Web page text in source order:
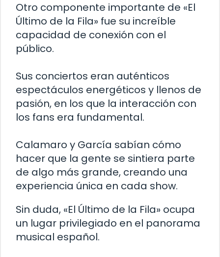
Otro componente importante de «El
Último de la Fila» fue su increíble
capacidad de conexión con el
público.
Sus conciertos eran auténticos
espectáculos energéticos y llenos de
pasión, en los que la interacción con
los fans era fundamental.
Calamaro y García sabían cómo
hacer que la gente se sintiera parte
de algo más grande, creando una
experiencia única en cada show.
Sin duda, «El Último de la Fila» ocupa
un lugar privilegiado en el panorama
musical español.